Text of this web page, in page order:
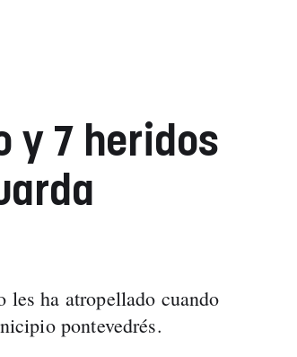
y 7 heridos
les ha atropellado cuando
pontevedrés.